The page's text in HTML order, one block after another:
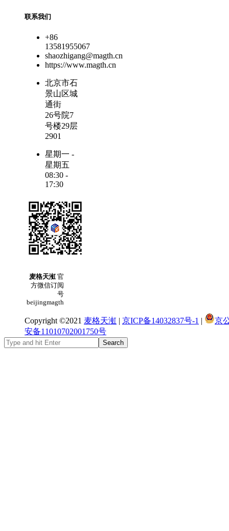
联系我们
+86
13581955067
shaozhigang@magth.cn
https://www.magth.cn
北京市石
景山区城
通街
26号院7
号楼29层
2901
星期一 -
星期五
08:30 -
17:30
麦格天渱官
方微信订阅
号
beijingmagth
Copyright ©2021 麦格天渱 | 京ICP备14032837号-1 |
京
安备11010702001750号